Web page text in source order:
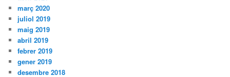
març 2020
juliol 2019
maig 2019
abril 2019
febrer 2019
gener 2019
desembre 2018